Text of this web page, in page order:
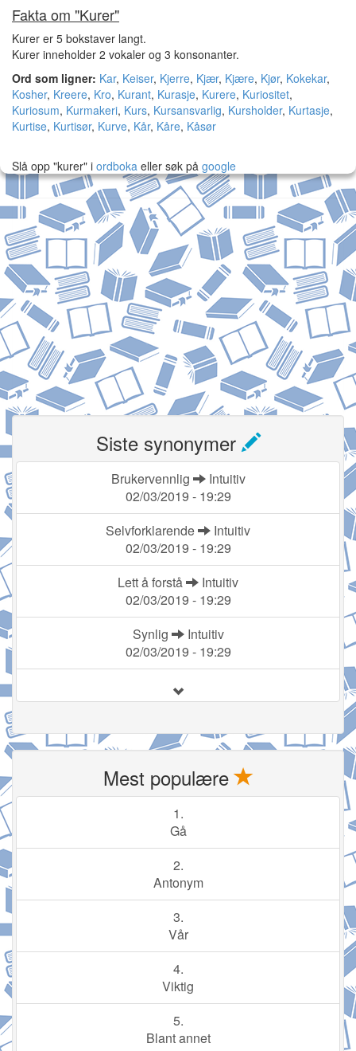
Fakta om "Kurer"
Kurer er 5 bokstaver langt.
Kurer inneholder 2 vokaler og 3 konsonanter.
Ord som ligner: Kar, Keiser, Kjerre, Kjær, Kjære, Kjør, Kokekar,
Kosher, Kreere, Kro, Kurant, Kurasje, Kurere, Kuriositet,
Kuriosum, Kurmakeri, Kurs, Kursansvarlig, Kursholder, Kurtasje,
Kurtise, Kurtisør, Kurve, Kår, Kåre, Kåsør
Slå opp "kurer" i ordboka eller søk på google
Siste synonymer
Brukervennlig
Intuitiv
02/03/2019 - 19:29
Selvforklarende
Intuitiv
02/03/2019 - 19:29
Lett å forstå
Intuitiv
02/03/2019 - 19:29
Synlig
Intuitiv
02/03/2019 - 19:29
Mest populære
1.
Gå
2.
Antonym
3.
Vår
4.
Viktig
5.
Blant annet